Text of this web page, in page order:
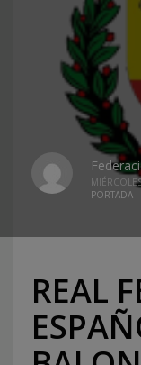
PORTADA
REAL